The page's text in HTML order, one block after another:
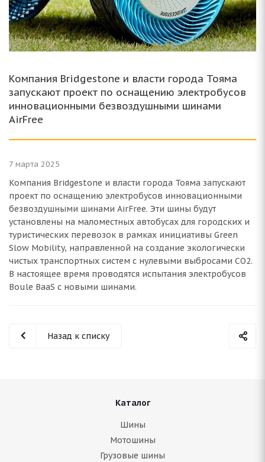
Компания Bridgestone и власти города Тояма
запускают проект по оснащению электробусов
инновационными безвоздушными шинами
AirFree
7 марта 2025
Компания Bridgestone и власти города Тояма запускают
проект по оснащению электробусов инновационными
безвоздушными шинами AirFree. Эти шины будут
установлены на маломестных автобусах для городских и
туристических перевозок в рамках инициативы Green
Slow Mobility, направленной на создание экологически
чистых транспортных систем с нулевыми выбросами СО2.
В настоящее время проводятся испытания электробусов
Boule BaaS с новыми шинами.
Назад к списку
Каталог
Шины
Мотошины
Грузовые шины